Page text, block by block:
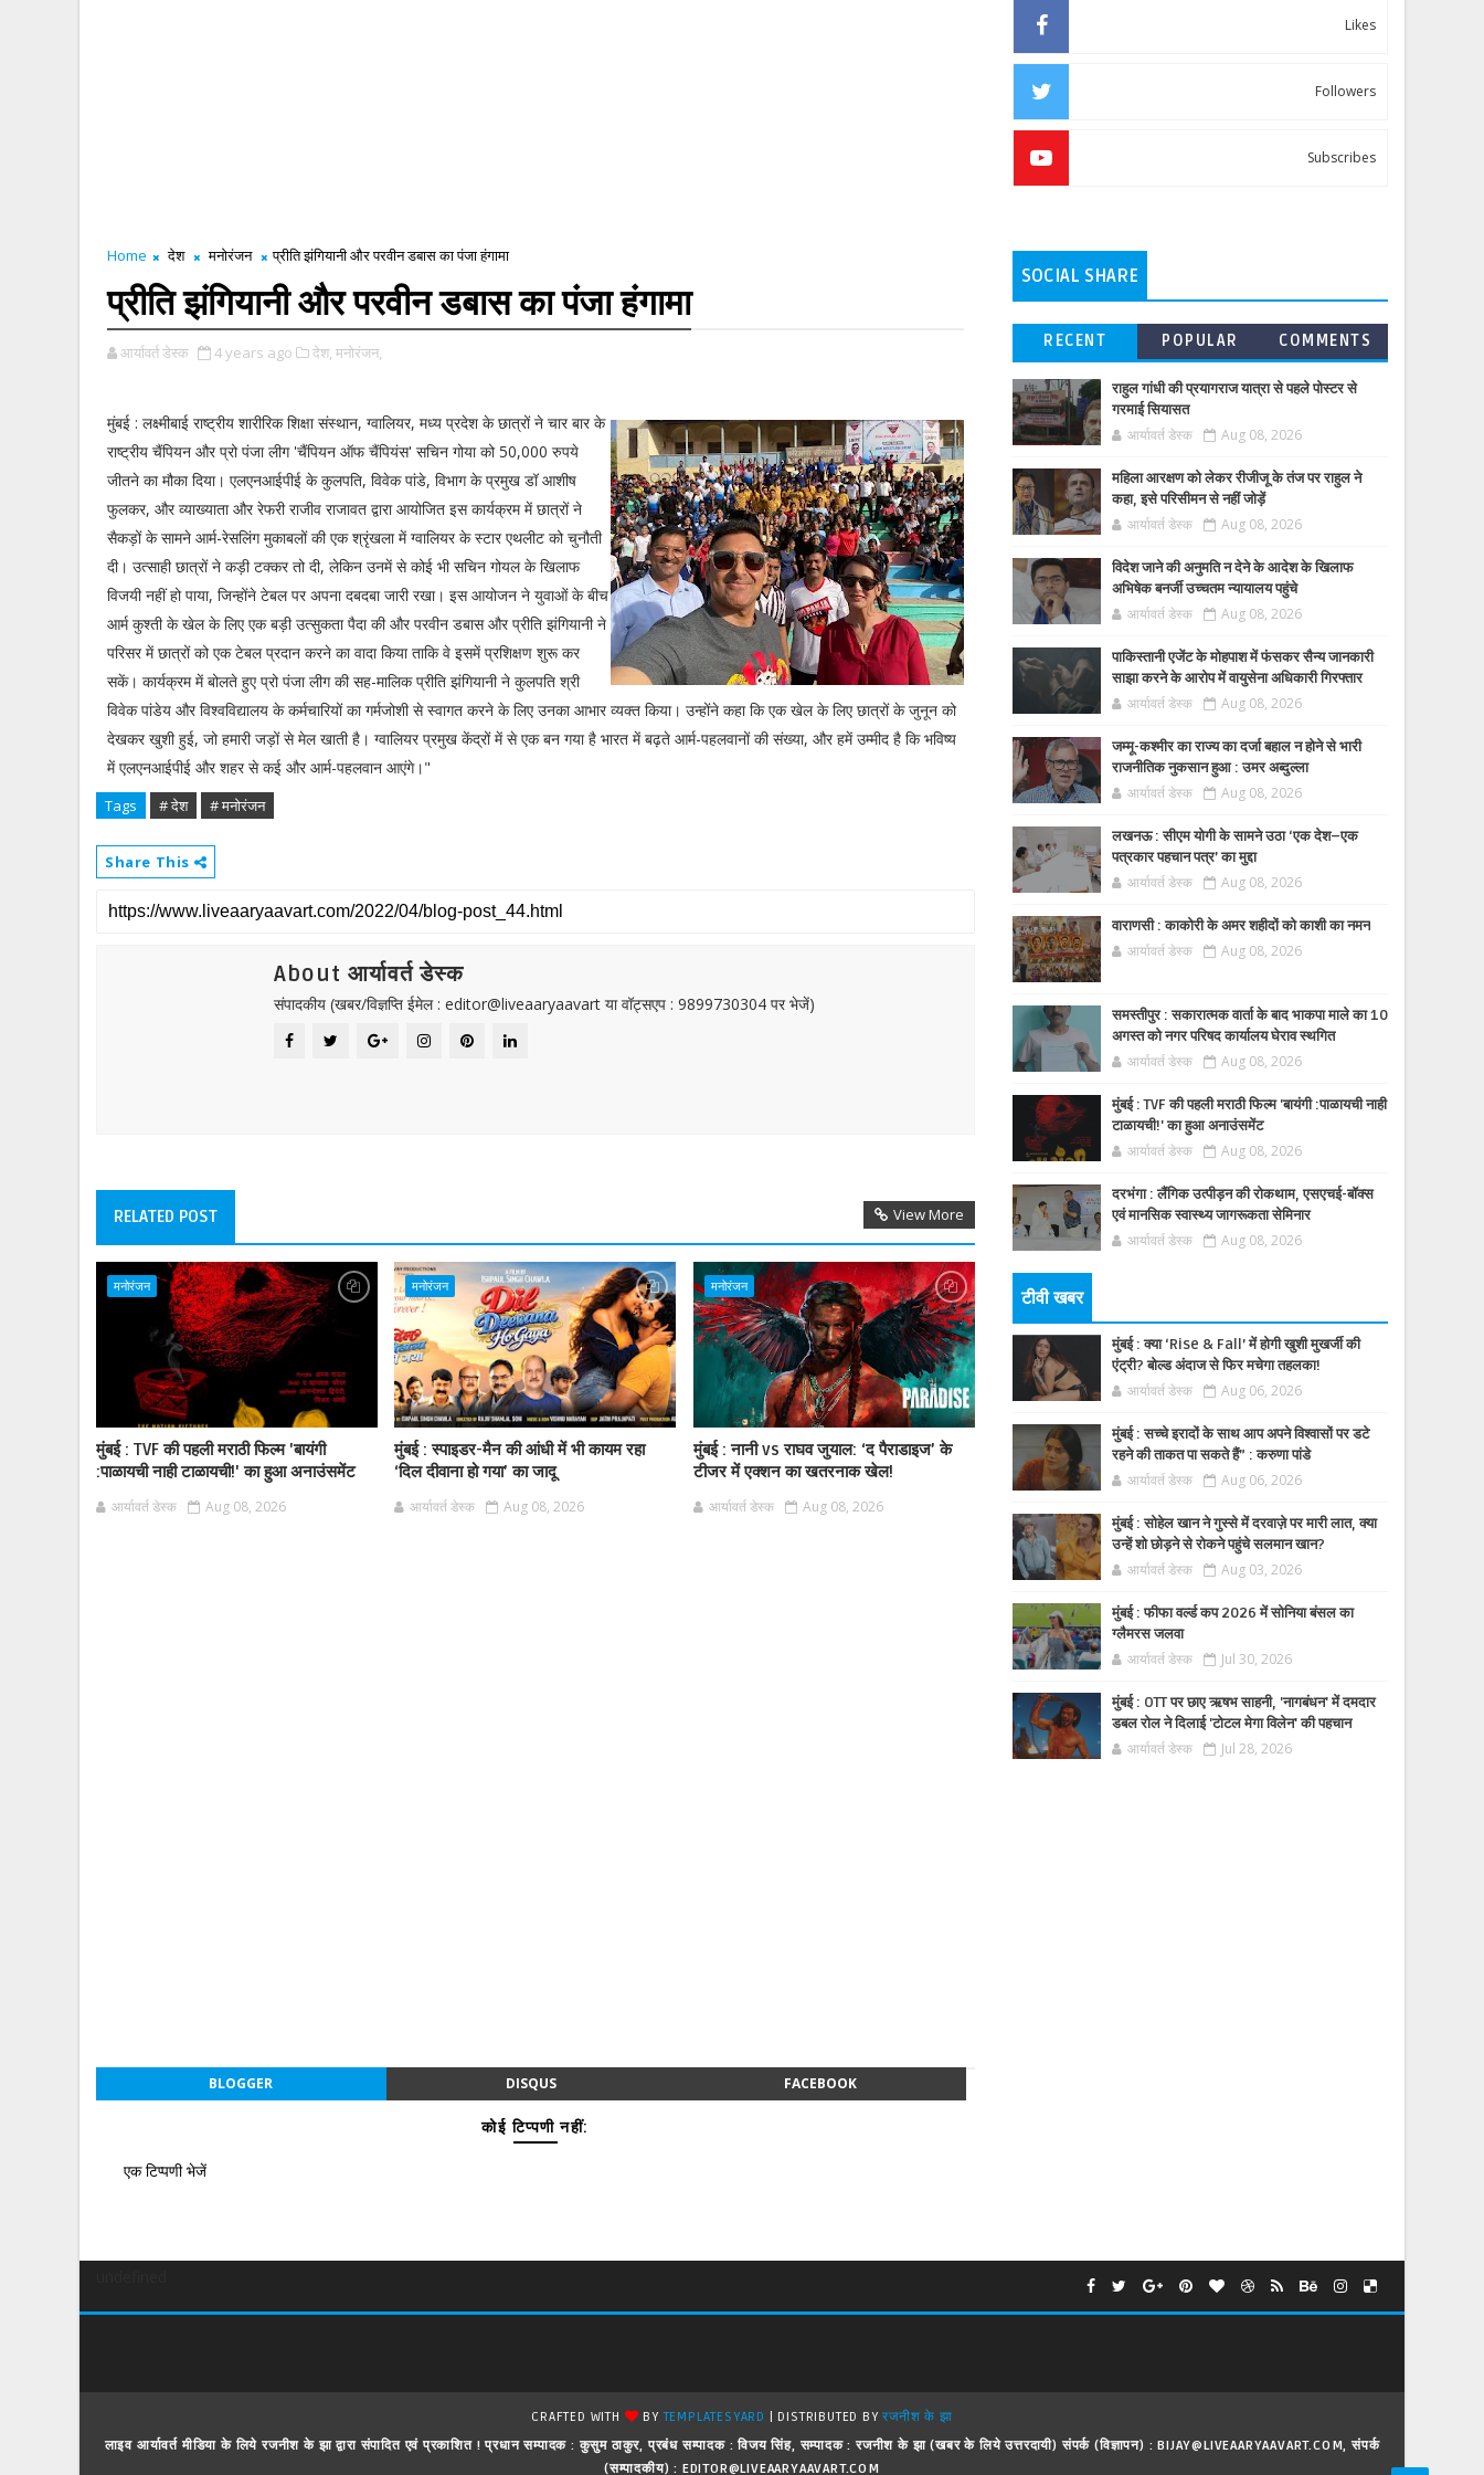
Home देश मनोरंजन प्रीति झंगियानी और परवीन डबास का पंजा हंगामा
प्रीति झंगियानी और परवीन डबास का पंजा हंगामा
आर्यावर्त डेस्क 4 years ago देश, मनोरंजन,
मुंबई : लक्ष्मीबाई राष्ट्रीय शारीरिक शिक्षा संस्थान, ग्वालियर, मध्य प्रदेश के छात्रों ने चार बार के
राष्ट्रीय चैंपियन और प्रो पंजा लीग 'चैंपियन ऑफ चैंपियंस' सचिन गोया को 50,000 रुपये
जीतने का मौका दिया। एलएनआईपीई के कुलपति, विवेक पांडे, विभाग के प्रमुख डॉ आशीष
फुलकर, और व्याख्याता और रेफरी राजीव राजावत द्वारा आयोजित इस कार्यक्रम में छात्रों ने
सैकड़ों के सामने आर्म-रेसलिंग मुकाबलों की एक श्रृंखला में ग्वालियर के स्टार एथलीट को चुनौती
दी। उत्साही छात्रों ने कड़ी टक्कर तो दी, लेकिन उनमें से कोई भी सचिन गोयल के खिलाफ
विजयी नहीं हो पाया, जिन्होंने टेबल पर अपना दबदबा जारी रखा। इस आयोजन ने युवाओं के बीच
आर्म कुश्ती के खेल के लिए एक बड़ी उत्सुकता पैदा की और परवीन डबास और प्रीति झंगियानी ने
परिसर में छात्रों को एक टेबल प्रदान करने का वादा किया ताकि वे इसमें प्रशिक्षण शुरू कर
सकें। कार्यक्रम में बोलते हुए प्रो पंजा लीग की सह-मालिक प्रीति झंगियानी ने कुलपति श्री
विवेक पांडेय और विश्वविद्यालय के कर्मचारियों का गर्मजोशी से स्वागत करने के लिए उनका आभार व्यक्त किया। उन्होंने कहा कि एक खेल के लिए छात्रों के जुनून को
देखकर खुशी हुई, जो हमारी जड़ों से मेल खाती है। ग्वालियर प्रमुख केंद्रों में से एक बन गया है भारत में बढ़ते आर्म-पहलवानों की संख्या, और हमें उम्मीद है कि भविष्य
में एलएनआईपीई और शहर से कई और आर्म-पहलवान आएंगे।"
Tags # देश # मनोरंजन
Share This
About आर्यावर्त डेस्क
संपादकीय (खबर/विज्ञप्ति ईमेल : editor@liveaaryaavart या वॉट्सएप : 9899730304 पर भेजें)
RELATED POST View More
मनोरंजन
मुंबई : TVF की पहली मराठी फिल्म 'बायंगी
:पाळायची नाही टाळायची!' का हुआ अनाउंसमेंट
आर्यावर्त डेस्क Aug 08, 2026
मनोरंजन
मुंबई : स्पाइडर-मैन की आंधी में भी कायम रहा
‘दिल दीवाना हो गया’ का जादू
आर्यावर्त डेस्क Aug 08, 2026
मनोरंजन
मुंबई : नानी vs राघव जुयाल: ‘द पैराडाइज’ के
टीजर में एक्शन का खतरनाक खेल!
आर्यावर्त डेस्क Aug 08, 2026
BLOGGER DISQUS FACEBOOK
कोई टिप्पणी नहीं:
एक टिप्पणी भेजें
Likes
Followers
Subscribes
SOCIAL SHARE
RECENT POPULAR COMMENTS
राहुल गांधी की प्रयागराज यात्रा से पहले पोस्टर से
गरमाई सियासत
आर्यावर्त डेस्क Aug 08, 2026
महिला आरक्षण को लेकर रीजीजू के तंज पर राहुल ने
कहा, इसे परिसीमन से नहीं जोड़ें
आर्यावर्त डेस्क Aug 08, 2026
विदेश जाने की अनुमति न देने के आदेश के खिलाफ
अभिषेक बनर्जी उच्चतम न्यायालय पहुंचे
आर्यावर्त डेस्क Aug 08, 2026
पाकिस्तानी एजेंट के मोहपाश में फंसकर सैन्य जानकारी
साझा करने के आरोप में वायुसेना अधिकारी गिरफ्तार
आर्यावर्त डेस्क Aug 08, 2026
जम्मू-कश्मीर का राज्य का दर्जा बहाल न होने से भारी
राजनीतिक नुकसान हुआ : उमर अब्दुल्ला
आर्यावर्त डेस्क Aug 08, 2026
लखनऊ : सीएम योगी के सामने उठा ‘एक देश–एक
पत्रकार पहचान पत्र’ का मुद्दा
आर्यावर्त डेस्क Aug 08, 2026
वाराणसी : काकोरी के अमर शहीदों को काशी का नमन
आर्यावर्त डेस्क Aug 08, 2026
समस्तीपुर : सकारात्मक वार्ता के बाद भाकपा माले का 10
अगस्त को नगर परिषद कार्यालय घेराव स्थगित
आर्यावर्त डेस्क Aug 08, 2026
मुंबई : TVF की पहली मराठी फिल्म 'बायंगी :पाळायची नाही
टाळायची!' का हुआ अनाउंसमेंट
आर्यावर्त डेस्क Aug 08, 2026
दरभंगा : लैंगिक उत्पीड़न की रोकथाम, एसएचई-बॉक्स
एवं मानसिक स्वास्थ्य जागरूकता सेमिनार
आर्यावर्त डेस्क Aug 08, 2026
टीवी खबर
मुंबई : क्या ‘Rise & Fall’ में होगी खुशी मुखर्जी की
एंट्री? बोल्ड अंदाज से फिर मचेगा तहलका!
आर्यावर्त डेस्क Aug 06, 2026
मुंबई : सच्चे इरादों के साथ आप अपने विश्वासों पर डटे
रहने की ताकत पा सकते हैं” : करुणा पांडे
आर्यावर्त डेस्क Aug 06, 2026
मुंबई : सोहेल खान ने गुस्से में दरवाज़े पर मारी लात, क्या
उन्हें शो छोड़ने से रोकने पहुंचे सलमान खान?
आर्यावर्त डेस्क Aug 03, 2026
मुंबई : फीफा वर्ल्ड कप 2026 में सोनिया बंसल का
ग्लैमरस जलवा
आर्यावर्त डेस्क Jul 30, 2026
मुंबई : OTT पर छाए ऋषभ साहनी, 'नागबंधन' में दमदार
डबल रोल ने दिलाई 'टोटल मेगा विलेन' की पहचान
आर्यावर्त डेस्क Jul 28, 2026
CRAFTED WITH BYTEMPLATESYARD | DISTRIBUTED BYरजनीश के झा
लाइव आर्यावर्त मीडिया के लिये रजनीश के झा द्वारा संपादित एवं प्रकाशित ! प्रधान सम्पादक : कुसुम ठाकुर, प्रबंध सम्पादक : विजय सिंह, सम्पादक : रजनीश के झा (खबर के लिये उत्तरदायी) संपर्क (विज्ञापन) : BIJAY@LIVEAARYAAVART.COM, संपर्क
(सम्पादकीय) : EDITOR@LIVEAARYAAVART.COM